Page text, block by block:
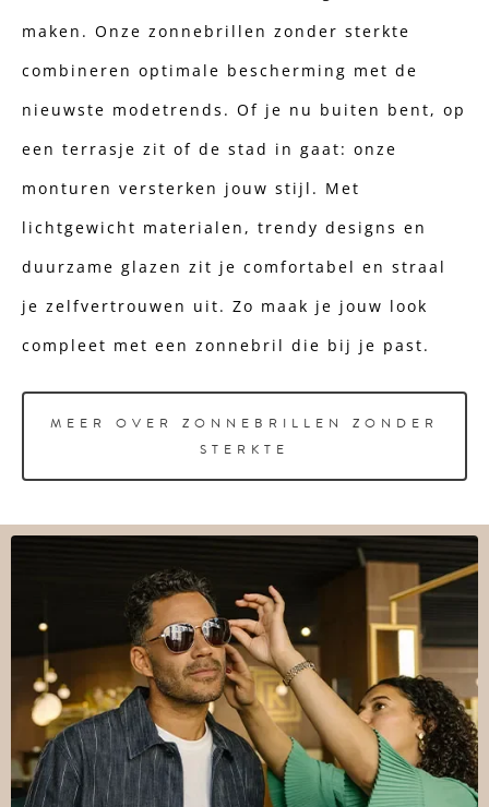
maken. Onze zonnebrillen zonder sterkte
combineren optimale bescherming met de
nieuwste modetrends. Of je nu buiten bent, op
een terrasje zit of de stad in gaat: onze
monturen versterken jouw stijl. Met
lichtgewicht materialen, trendy designs en
duurzame glazen zit je comfortabel en straal
je zelfvertrouwen uit. Zo maak je jouw look
compleet met een zonnebril die bij je past.
MEER OVER ZONNEBRILLEN ZONDER
STERKTE